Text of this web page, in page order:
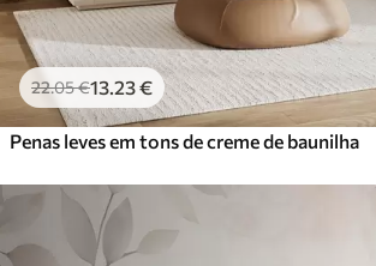
22.05€13.23€
Penas leves em tons de creme de baunilha